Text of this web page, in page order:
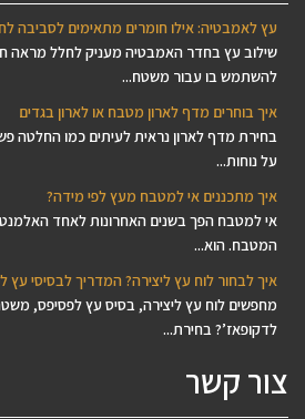
עץ לאמבטיה: אילו חומרים מתאימים לסביבה
שילוב עץ בחדר האמבטיה מעניק לחלל מראה
להשתמש בו עבור משטח...
איך בוחרים מדף לארון מטבח או לארון בגדים
בחירת מדף לארון נראית לעיתים כמו החלטה
על נוחות...
איך מתכננים אי למטבח מעץ לפי מידה?
אי למטבח הפך בשנים האחרונות לאחד
המטבח. הוא...
איך לבחור לוח עץ ליצירה? המדריך לבסיסי עץ
מחפשים לוח עץ ליצירה, בסיס עץ לפסיפס,
לדקופאז’? בחירת...
צור קשר